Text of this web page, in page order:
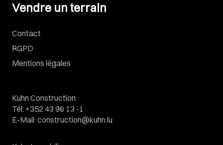
Vendre un terrain
Contact
RGPD
Mentions légales
Kuhn Construction
Tél: +352 43 96 13 -1
E-Mail: construction@kuhn.lu